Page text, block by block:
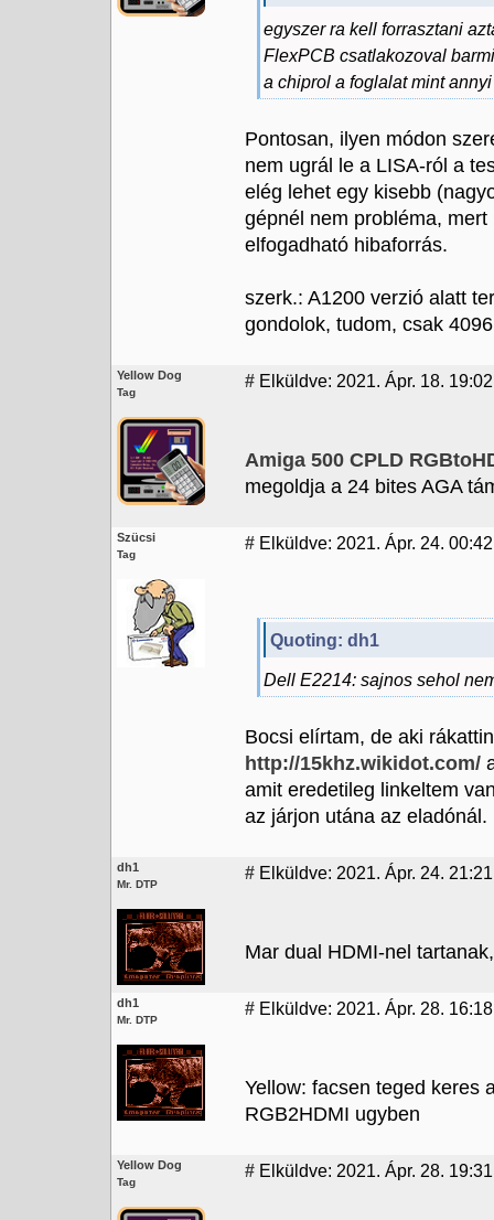
egyszer ra kell forrasztani
FlexPCB csatlakozoval
a chiprol a foglalat mint
Pontosan, ilyen módon
nem ugrál le a LISA-ról a
elég lehet egy kisebb
gépnél nem probléma,
elfogadható hibaforrás.
szerk.: A1200 verzió alatt
gondolok, tudom, csak
Yellow Dog
Tag
# Elküldve: 2021. Ápr. 18. 19:02
Amiga 500 CPLD
megoldja a 24 bites AGA
Szücsi
Tag
# Elküldve: 2021. Ápr. 24. 00:42
Quoting: dh1
Dell E2214: sajnos sehol
Bocsi elírtam, de aki
http://15khz.wikidot.com/
amit eredetileg linkeltem
az járjon utána az eladónál.
dh1
Mr. DTP
# Elküldve: 2021. Ápr. 24. 21:21
Mar dual HDMI-nel
dh1
Mr. DTP
# Elküldve: 2021. Ápr. 28. 16:18
Yellow: facsen teged keres
RGB2HDMI ugyben
Yellow Dog
Tag
# Elküldve: 2021. Ápr. 28. 19:31